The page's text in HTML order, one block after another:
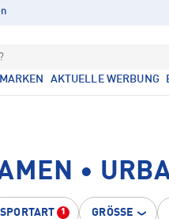
MARKEN AKTUELLE WERBUNG
•
SPORTART 1 GRÖSSE